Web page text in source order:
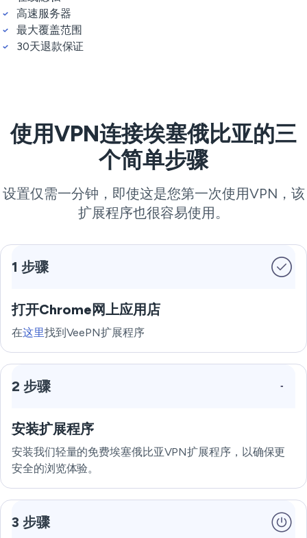
高速服务器
最大覆盖范围
30天退款保证
使用VPN连接埃塞俄比亚的三
个简单步骤
设置仅需一分钟，即使这是您第一次使用VPN，该
扩展程序也很容易使用。
1 步骤
打开Chrome网上应用店
在这里找到VeePN扩展程序
2 步骤
安装扩展程序
安装我们轻量的免费埃塞俄比亚VPN扩展程序，以确保更
安全的浏览体验。
3 步骤